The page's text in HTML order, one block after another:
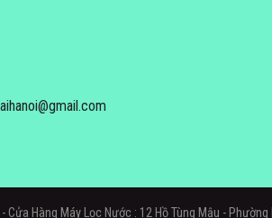
Hàng Máy Lọc Nước : 12 Hồ Tùng Mậu -